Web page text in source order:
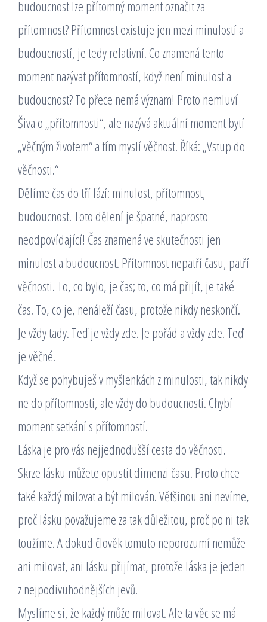
budoucnost lze přítomný moment označit za
přítomnost? Přítomnost existuje jen mezi minulostí a
budoucností, je tedy relativní. Co znamená tento
moment nazývat přítomností, když není minulost a
budoucnost? To přece nemá význam! Proto nemluví
Šiva o „přítomnosti“, ale nazývá aktuální moment bytí
„věčným životem“ a tím myslí věčnost. Říká: „Vstup do
věčnosti.“
Dělíme čas do tří fází: minulost, přítomnost,
budoucnost. Toto dělení je špatné, naprosto
neodpovídající! Čas znamená ve skutečnosti jen
minulost a budoucnost. Přítomnost nepatří času, patří
věčnosti. To, co bylo, je čas; to, co má přijít, je také
čas. To, co je, nenáleží času, protože nikdy neskončí.
Je vždy tady. Teď je vždy zde. Je pořád a vždy zde. Teď
je věčné.
Když se pohybuješ v myšlenkách z minulosti, tak nikdy
ne do přítomnosti, ale vždy do budoucnosti. Chybí
moment setkání s přítomností.
Láska je pro vás nejjednodušší cesta do věčnosti.
Skrze lásku můžete opustit dimenzi času. Proto chce
také každý milovat a být milován. Většinou ani nevíme,
proč lásku považujeme za tak důležitou, proč po ni tak
toužíme. A dokud člověk tomuto neporozumí nemůže
ani milovat, ani lásku přijímat, protože láska je jeden
z nejpodivuhodnějších jevů.
Myslíme si, že každý může milovat. Ale ta věc se má